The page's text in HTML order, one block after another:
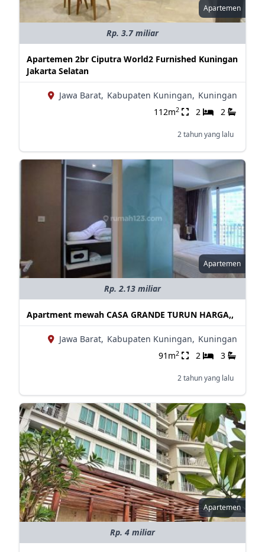
Apartemen
Rp. 3.7 miliar
Apartemen 2br Ciputra World2 Furnished Kuningan
Jakarta Selatan
Jawa Barat, Kabupaten Kuningan, Kuningan
112m2 2 2
2 tahun yang lalu
Apartemen
Rp. 2.13 miliar
Apartment mewah CASA GRANDE TURUN HARGA,,
Jawa Barat, Kabupaten Kuningan, Kuningan
91m2 2 3
2 tahun yang lalu
Apartemen
Rp. 4 miliar